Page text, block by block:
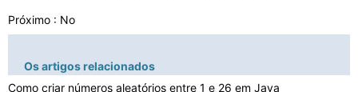
Próximo : No
Os artigos relacionados
Como criar números aleatórios entre 1 e 26 em Java